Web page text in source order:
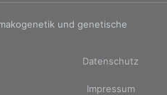
und genetische
Datenschutz
Impressum